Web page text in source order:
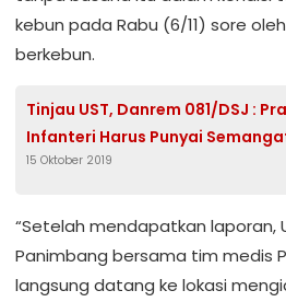
kebun pada Rabu (6/11) sore
berkebun.
Tinjau UST, Danrem 081/DSJ :
Infanteri Harus Punyai
Juang
15 Oktober 2019
“Setelah mendapatkan laporan,
Panimbang bersama tim medis
langsung datang ke lokasi